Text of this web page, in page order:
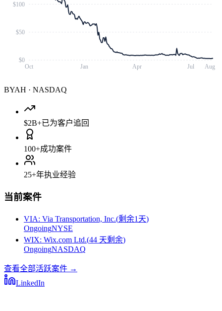
Oct Jan Apr Jul Aug
$0
$50
$100
BYAH · NASDAQ
$2B+已为客户追回
100+成功案件
25+年执业经验
当前案件
VIA: Via Transportation, Inc.(剩余1天)
OngoingNYSE
WIX: Wix.com Ltd.(44 天剩余)
OngoingNASDAQ
查看全部活跃案件 →
LinkedIn